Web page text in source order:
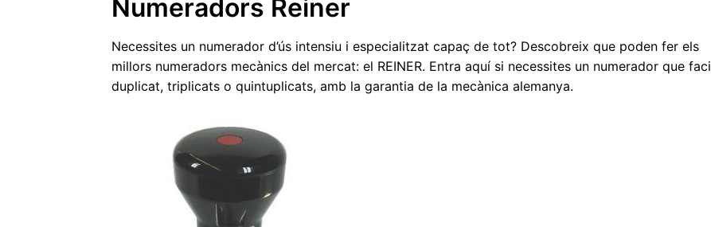
Numeradors Reiner
Necessites un numerador d’ús intensiu i especialitzat capaç de tot? Descobreix que poden fer els
millors numeradors mecànics del mercat: el REINER. Entra aquí si necessites un numerador que faci
duplicat, triplicats o quintuplicats, amb la garantia de la mecànica alemanya.